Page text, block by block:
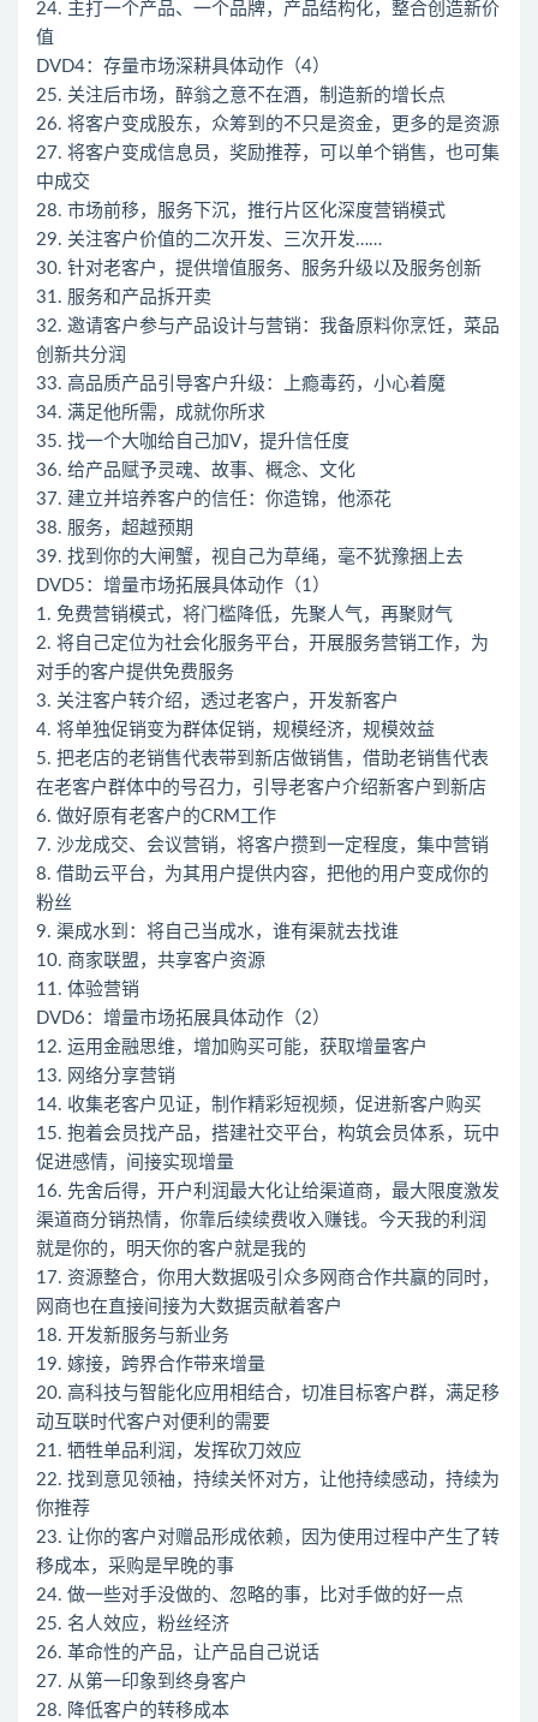
24. 主打一个产品、一个品牌，产品结构化，整合创造新价
值
DVD4：存量市场深耕具体动作（4）
25. 关注后市场，醉翁之意不在酒，制造新的增长点
26. 将客户变成股东，众筹到的不只是资金，更多的是资源
27. 将客户变成信息员，奖励推荐，可以单个销售，也可集
中成交
28. 市场前移，服务下沉，推行片区化深度营销模式
29. 关注客户价值的二次开发、三次开发……
30. 针对老客户，提供增值服务、服务升级以及服务创新
31. 服务和产品拆开卖
32. 邀请客户参与产品设计与营销：我备原料你烹饪，菜品
创新共分润
33. 高品质产品引导客户升级：上瘾毒药，小心着魔
34. 满足他所需，成就你所求
35. 找一个大咖给自己加V，提升信任度
36. 给产品赋予灵魂、故事、概念、文化
37. 建立并培养客户的信任：你造锦，他添花
38. 服务，超越预期
39. 找到你的大闸蟹，视自己为草绳，毫不犹豫捆上去
DVD5：增量市场拓展具体动作（1）
1. 免费营销模式，将门槛降低，先聚人气，再聚财气
2. 将自己定位为社会化服务平台，开展服务营销工作，为
对手的客户提供免费服务
3. 关注客户转介绍，透过老客户，开发新客户
4. 将单独促销变为群体促销，规模经济，规模效益
5. 把老店的老销售代表带到新店做销售，借助老销售代表
在老客户群体中的号召力，引导老客户介绍新客户到新店
6. 做好原有老客户的CRM工作
7. 沙龙成交、会议营销，将客户攒到一定程度，集中营销
8. 借助云平台，为其用户提供内容，把他的用户变成你的
粉丝
9. 渠成水到：将自己当成水，谁有渠就去找谁
10. 商家联盟，共享客户资源
11. 体验营销
DVD6：增量市场拓展具体动作（2）
12. 运用金融思维，增加购买可能，获取增量客户
13. 网络分享营销
14. 收集老客户见证，制作精彩短视频，促进新客户购买
15. 抱着会员找产品，搭建社交平台，构筑会员体系，玩中
促进感情，间接实现增量
16. 先舍后得，开户利润最大化让给渠道商，最大限度激发
渠道商分销热情，你靠后续续费收入赚钱。今天我的利润
就是你的，明天你的客户就是我的
17. 资源整合，你用大数据吸引众多网商合作共赢的同时，
网商也在直接间接为大数据贡献着客户
18. 开发新服务与新业务
19. 嫁接，跨界合作带来增量
20. 高科技与智能化应用相结合，切准目标客户群，满足移
动互联时代客户对便利的需要
21. 牺牲单品利润，发挥砍刀效应
22. 找到意见领袖，持续关怀对方，让他持续感动，持续为
你推荐
23. 让你的客户对赠品形成依赖，因为使用过程中产生了转
移成本，采购是早晚的事
24. 做一些对手没做的、忽略的事，比对手做的好一点
25. 名人效应，粉丝经济
26. 革命性的产品，让产品自己说话
27. 从第一印象到终身客户
28. 降低客户的转移成本